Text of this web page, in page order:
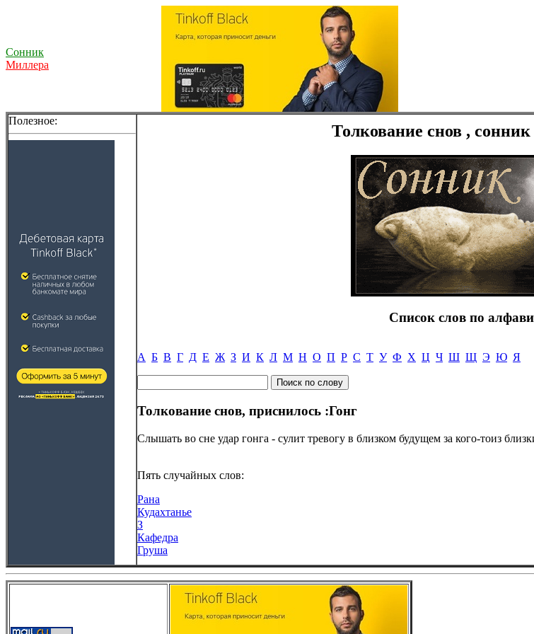
Сонник
Миллера
Полезное:
Толкование снов ,
Список слов по
А Б В Г Д Е Ж З И К Л М Н О П Р С Т У Ф Х Ц Ч Ш Щ Э Ю Я
Толкование снов, приснилось :Гонг
Слышать во сне удар гонга - сулит тревогу в близком будущем за кого-тоиз
Пять случайных слов:
Рана
Кудахтанье
З
Кафедра
Груша